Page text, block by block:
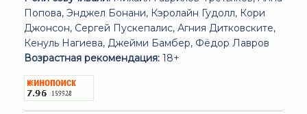
Попова, Энджел Бонани, Кэролайн Гудолл, Кори
Джонсон, Сергей Пускепалис, Агния Дитковските,
Кенуль Нагиева, Джейми Бамбер, Фёдор Лавров
Возрастная рекомендация: 18+